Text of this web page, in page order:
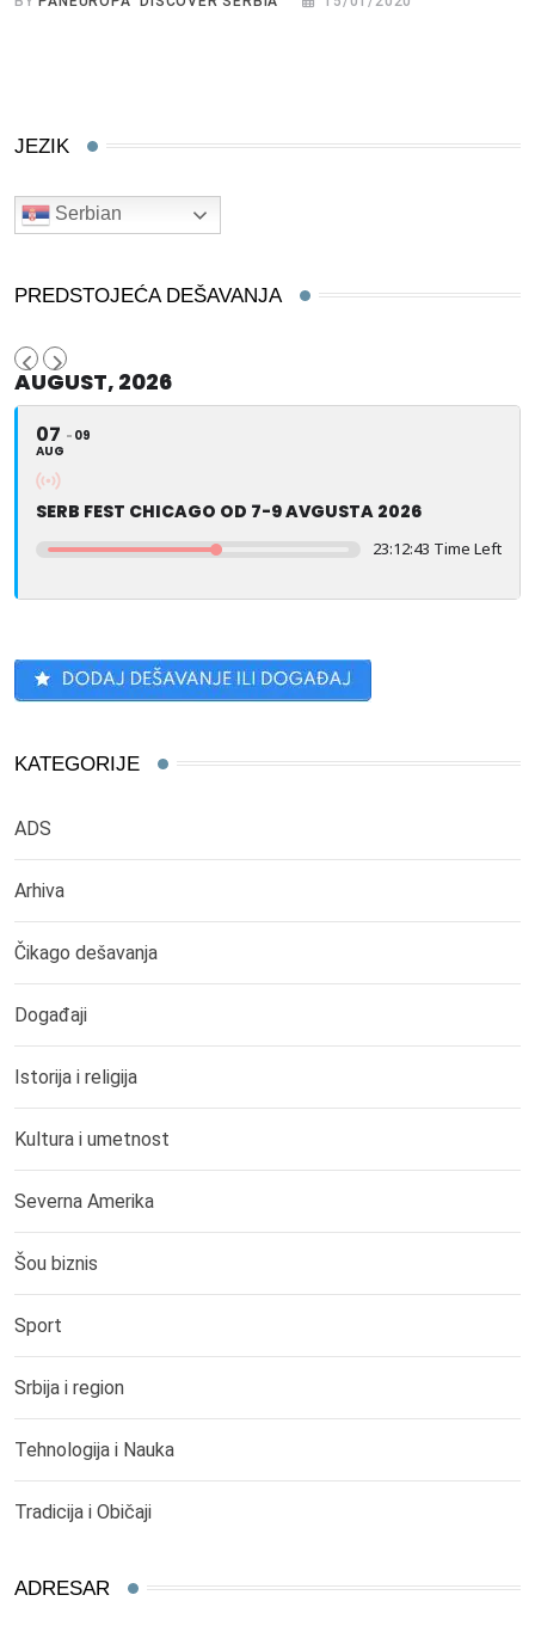
JEZIK
Serbian
PREDSTOJEĆA DEŠAVANJA
AUGUST, 2026
07
AUG
09
SERB FEST CHICAGO OD 7-9 AVGUSTA 2026
23:12:43 Time Left
KATEGORIJE
ADS
Arhiva
Čikago dešavanja
Događaji
Istorija i religija
Kultura i umetnost
Severna Amerika
Šou biznis
Sport
Srbija i region
Tehnologija i Nauka
Tradicija i Običaji
ADRESAR